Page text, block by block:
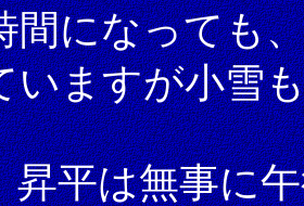
間になっても
いますが小雪
昇平は無事に